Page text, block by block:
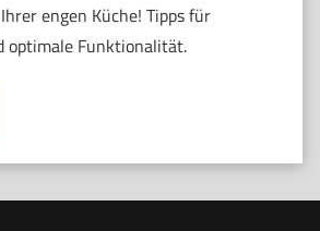
engen Küche! Tipps für
optimale Funktionalität.